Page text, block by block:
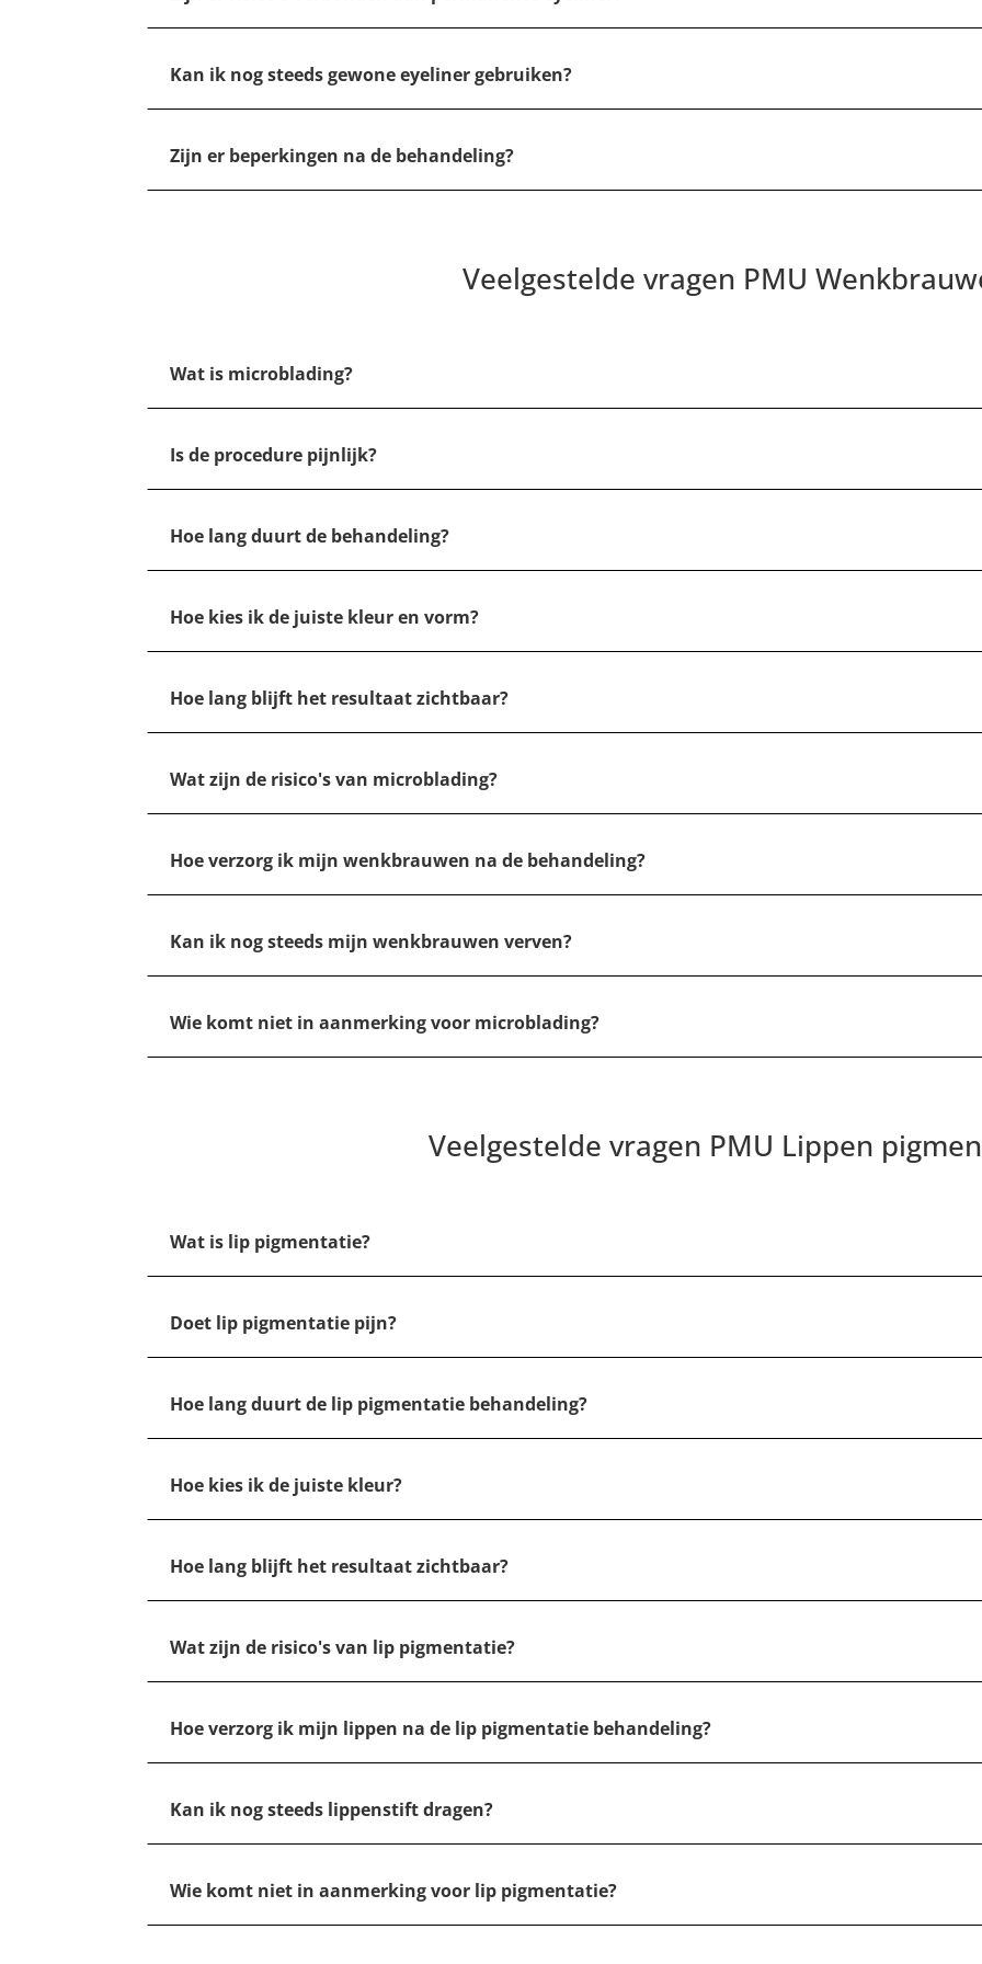
Kan ik nog steeds gewone eyeliner gebruiken?
Zijn er beperkingen na de behandeling?
Veelgestelde vragen PMU
Wat is microblading?
Is de procedure pijnlijk?
Hoe lang duurt de behandeling?
Hoe kies ik de juiste kleur en vorm?
Hoe lang blijft het resultaat zichtbaar?
Wat zijn de risico's van microblading?
Hoe verzorg ik mijn wenkbrauwen na de behandeling?
Kan ik nog steeds mijn wenkbrauwen verven?
Wie komt niet in aanmerking voor microblading?
Veelgestelde vragen PMU Lippen
Wat is lip pigmentatie?
Doet lip pigmentatie pijn?
Hoe lang duurt de lip pigmentatie behandeling?
Hoe kies ik de juiste kleur?
Hoe lang blijft het resultaat zichtbaar?
Wat zijn de risico's van lip pigmentatie?
Hoe verzorg ik mijn lippen na de lip pigmentatie behandeling?
Kan ik nog steeds lippenstift dragen?
Wie komt niet in aanmerking voor lip pigmentatie?